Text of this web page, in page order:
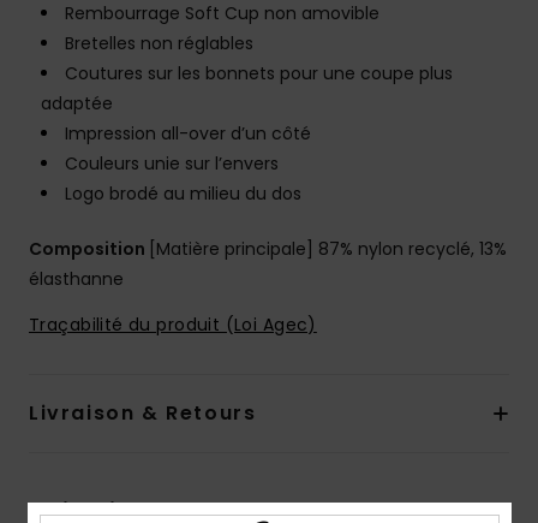
Rembourrage Soft Cup non amovible
Bretelles non réglables
Coutures sur les bonnets pour une coupe plus
adaptée
Impression all-over d’un côté
Couleurs unie sur l’envers
Logo brodé au milieu du dos
Composition [Matière principale] 87% nylon recyclé, 13%
élasthanne
Traçabilité du produit (Loi Agec)
Livraison & Retours
Avis clients